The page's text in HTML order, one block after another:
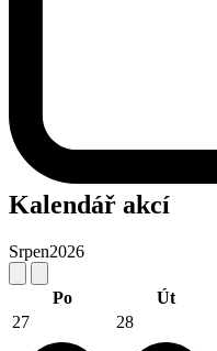
Kalendář akcí
Srpen2026
Po Út
27
28